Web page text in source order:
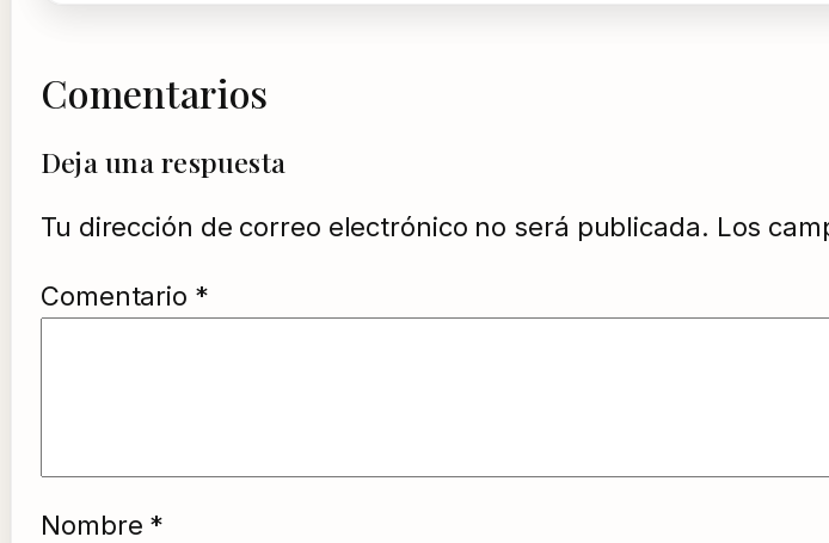
Comentarios
Deja una respuesta
Tu dirección de correo electrónico no será publicada. Los
Comentario *
Nombre *